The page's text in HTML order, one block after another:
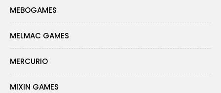
MEBOGAMES
MELMAC GAMES
MERCURIO
MIXIN GAMES